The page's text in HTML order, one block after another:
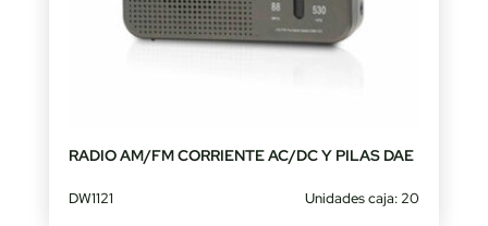
RADIO AM/FM CORRIENTE AC/DC Y PILAS DAE
DW1121 Unidades caja: 20